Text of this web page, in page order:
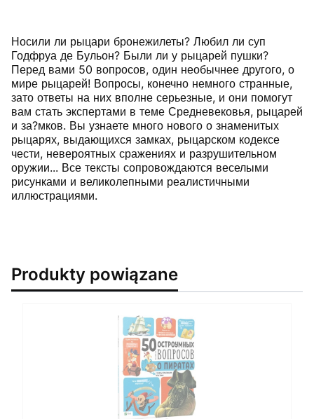
Носили ли рыцари бронежилеты? Любил ли суп
Годфруа де Бульон? Были ли у рыцарей пушки?
Перед вами 50 вопросов, один необычнее другого, о
мире рыцарей! Вопросы, конечно немного странные,
зато ответы на них вполне серьезные, и они помогут
вам стать экспертами в теме Средневековья, рыцарей
и за?мков. Вы узнаете много нового о знаменитых
рыцарях, выдающихся замках, рыцарском кодексе
чести, невероятных сражениях и разрушительном
оружии... Все тексты сопровождаются веселыми
рисунками и великолепными реалистичными
иллюстрациями.
Produkty powiązane